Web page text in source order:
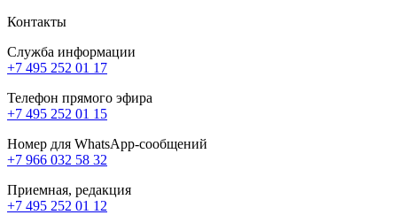
Контакты
Служба информации
+7 495 252 01 17
Телефон прямого эфира
+7 495 252 01 15
Номер для WhatsApp-сообщений
+7 966 032 58 32
Приемная, редакция
+7 495 252 01 12